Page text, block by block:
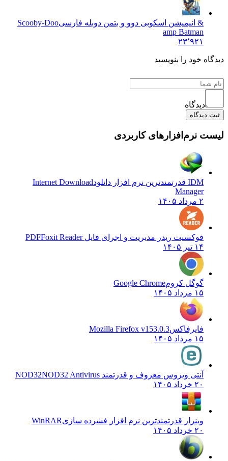
& انیمیشن اسکوبی دوو و بتمن دوبله فارسیScooby-Doo
amp Batman
۲۳٬۹۲۱
دیدگاه خود را بنویسید
دیدگاه
ثبت دیدگاه
لیست نرم‌افزارهای کاربردی
IDM قدرتمندترین نرم افزار دانلود
Internet Download
Manager
۲ مرداد ۱۴۰۵
فوکسیت ریدر مدیریت و اجرای فایل PDFFoxit Reader
۱۴ تیر ۱۴۰۵
گوگل کرومGoogle Chrome
۱۵ مرداد ۱۴۰۵
فایرفاکسMozilla Firefox v153.0.3
۱۵ مرداد ۱۴۰۵
آنتی ویروس معروف و قدرتمند NOD32 NOD32 Antivirus
۲۰ خرداد ۱۴۰۵
وینرار قدرتمندترین نرم افزار فشرده سازیWinRAR
۲۰ خرداد ۱۴۰۵